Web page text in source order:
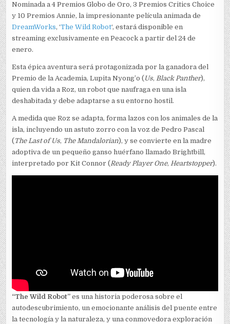
Nominada a 4 Premios Globo de Oro, 3 Premios Critics Choice
y 10 Premios Annie, la impresionante película animada de
DreamWorks, ‘The Wild Robot‘, estará disponible en
streaming exclusivamente en Peacock a partir del 24 de
enero.
Esta épica aventura será protagonizada por la ganadora del
Premio de la Academia, Lupita Nyong’o ( Us,Black Panther),
quien da vida a Roz, un robot que naufraga en una isla
deshabitada y debe adaptarse a su entorno hostil.
A medida que Roz se adapta, forma lazos con los animales de la
isla, incluyendo un astuto zorro con la voz de Pedro Pascal
( The Last of Us, The Mandalorian), y se convierte en la madre
adoptiva de un pequeño ganso huérfano llamado Brightbill,
interpretado por Kit Connor (Ready Player One,Heartstopper).
“The Wild Robot” es una historia poderosa sobre el
autodescubrimiento, un emocionante análisis del puente entre
la tecnología y la naturaleza, y una conmovedora exploración